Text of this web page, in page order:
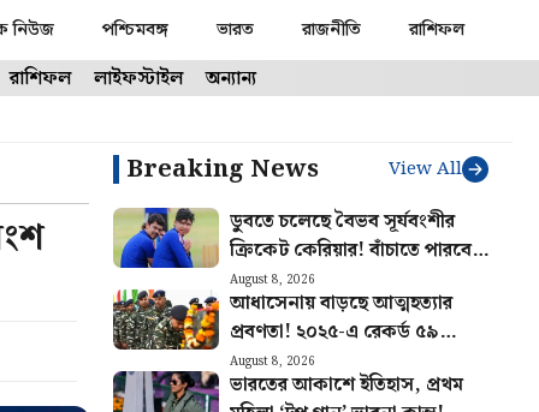
নিউজ পশ্চিমবঙ্গ ভারত রাজনীতি রাশিফল
রাশিফল লাইফস্টাইল অন্যান্য
Breaking News View All
ডুবতে চলেছে বৈভব সূর্যবংশীর
ক্রিকেট কেরিয়ার! বাঁচাতে পারবেন
কি ঈশান কিষাণ?
August 8, 2026
আধাসেনায় বাড়ছে আত্মহত্যার
প্রবণতা! ২০২৫-এ রেকর্ড ৫৯
CRPF জওয়ানের মৃত্যু, প্রকাশ্যে
রিপোর্ট
August 8, 2026
ভারতের আকাশে ইতিহাস, প্রথম